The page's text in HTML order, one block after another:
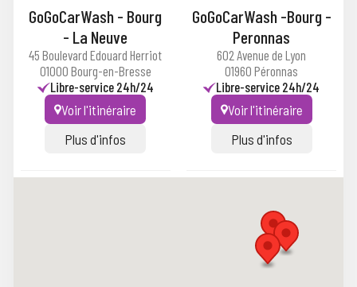
GoGoCarWash - Bourg
- La Neuve
45 Boulevard Edouard Herriot
01000 Bourg-en-Bresse
Libre-service 24h/24
Voir l'itinéraire
Plus d'infos
GoGoCarWash -Bourg -
Peronnas
602 Avenue de Lyon
01960 Péronnas
Libre-service 24h/24
Voir l'itinéraire
Plus d'infos